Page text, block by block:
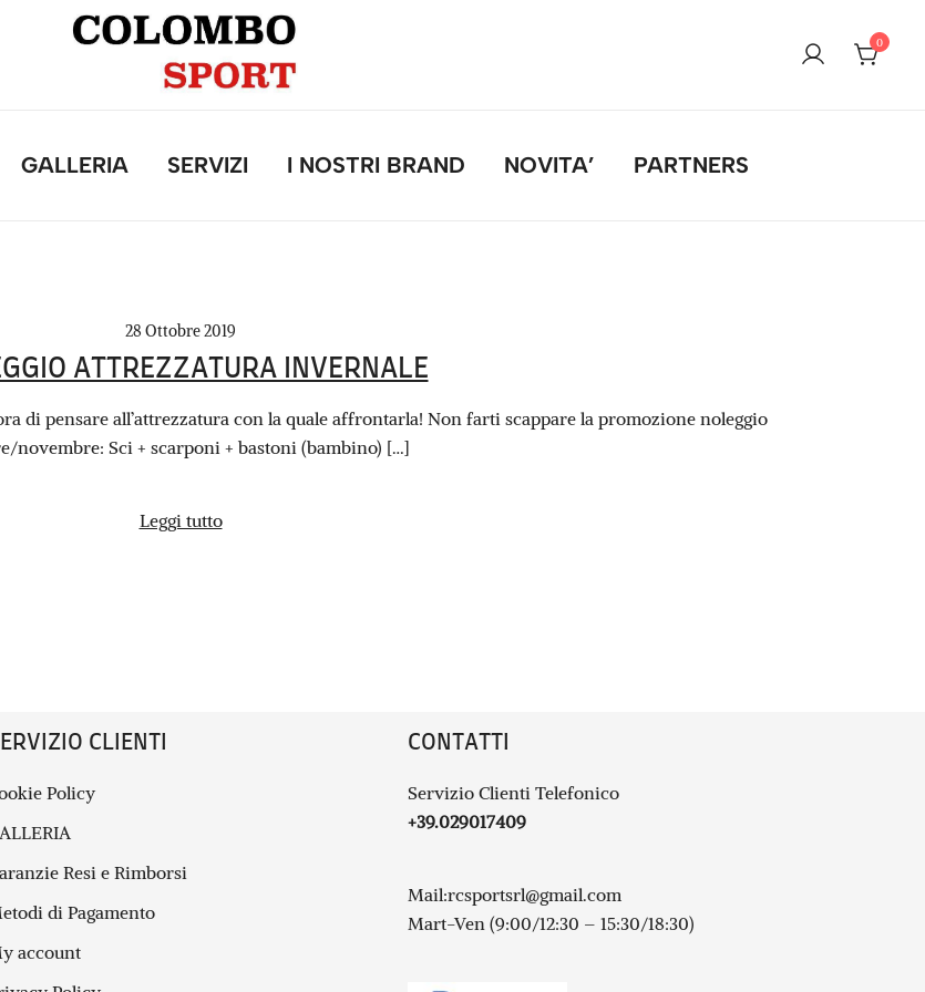
0
GALLERIA SERVIZI I NOSTRI BRAND NOVITA’ PARTNERS
28 Ottobre 2019
ATTREZZATURA INVERNALE
di pensare all’attrezzatura con la quale affrontarla! Non farti scappare la promozione noleggio
novembre: Sci + scarponi + bastoni (bambino) […]
Leggi tutto
CLIENTI
Policy
Resi e Rimborsi
di Pagamento
account
CONTATTI
Servizio Clienti Telefonico
+39.029017409
Mail:rcsportsrl@gmail.com
Mart-Ven (9:00/12:30 – 15:30/18:30)